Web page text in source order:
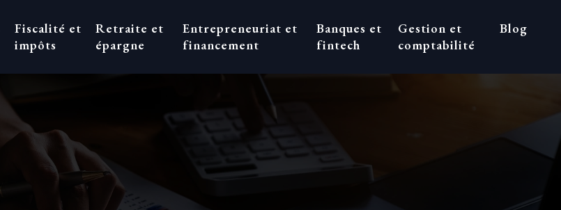
Fiscalité et
impôts
Retraite et
épargne
Entrepreneuriat et
financement
Banques et
fintech
Gestion et
comptabilité
Blog